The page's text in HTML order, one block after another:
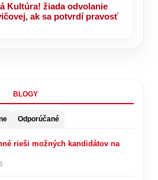
Kultúra! žiada odvolanie
ak sa potvrdí pravosť
BLOGY
Odporúčané
rieši možných kandidátov na